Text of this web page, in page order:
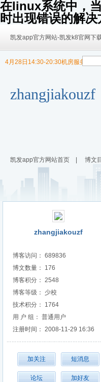
在linux系统中，
时出现错误的解
凯发app官方网站-凯发k8官网下
zhangjiakouzf
4月28日14:30-20:30机房服务器迁
9/30日 14:00 -10/4日 08:00暂时无
凯发app官方网站首页 博文
zhangjiakouzf
博客访问： 689836
博文数量： 176
博客积分： 2548
博客等级： 少校
技术积分： 1764
用 户 组： 普通用户
注册时间： 2008-11-29 16:36